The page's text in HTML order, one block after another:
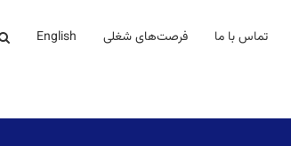
تماس با ما فرصت‌های شغلی English